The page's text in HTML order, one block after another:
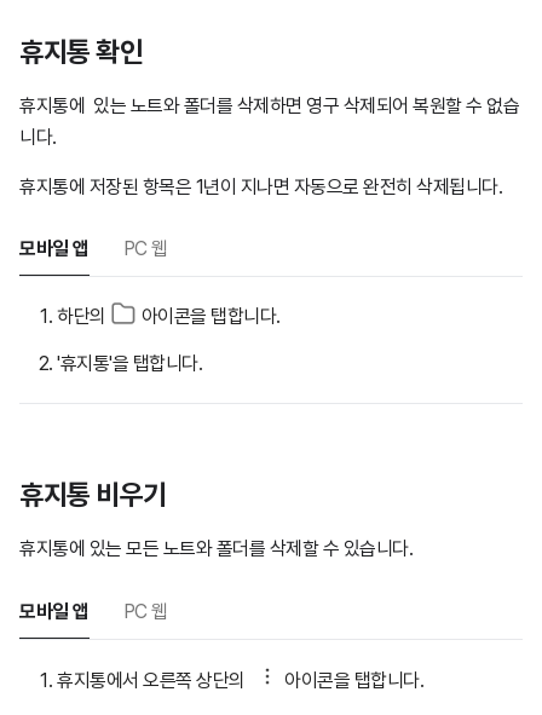
휴지통 확인
휴지통에 있는 노트와 폴더를 삭제하면 영구 삭제되어 복원할 수 없습
니다.
휴지통에 저장된 항목은 1년이 지나면 자동으로 완전히 삭제됩니다.
모바일 앱 PC 웹
하단의 아이콘을 탭합니다.
'휴지통'을 탭합니다.
휴지통 비우기
휴지통에 있는 모든 노트와 폴더를 삭제할 수 있습니다.
모바일 앱 PC 웹
휴지통에서 오른쪽 상단의 아이콘을 탭합니다.